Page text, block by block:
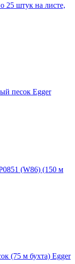
25 штук на листе,
песок Egger
(W86) (150 м
(75 м бухта) Egger